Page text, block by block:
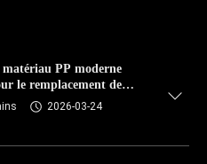
PP moderne
le remplacement de
2026-03-24